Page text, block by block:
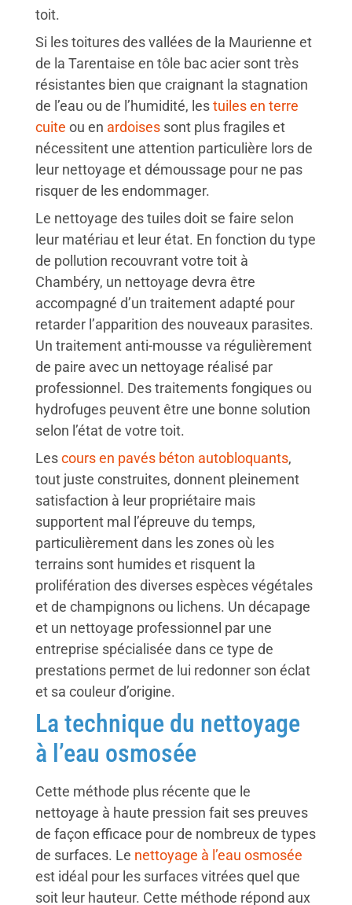
toit.
Si les toitures des vallées de la Maurienne et
de la Tarentaise en tôle bac acier sont très
résistantes bien que craignant la stagnation
de l’eau ou de l’humidité, lestuiles en terre
cuite ou en ardoisessont plus fragiles et
nécessitent une attention particulière lors de
leur nettoyage et démoussage pour ne pas
risquer de les endommager.
Le nettoyage des tuiles doit se faire selon
leur matériau et leur état. En fonction du type
de pollution recouvrant votre toit à
Chambéry, un nettoyage devra être
accompagné d’un traitement adapté pour
retarder l’apparition des nouveaux parasites.
Un traitement anti-mousse va régulièrement
de paire avec un nettoyage réalisé par
professionnel. Des traitements fongiques ou
hydrofuges peuvent être une bonne solution
selon l’état de votre toit.
Lescours en pavés béton autobloquants,
tout juste construites, donnent pleinement
satisfaction à leur propriétaire mais
supportent mal l’épreuve du temps,
particulièrement dans les zones où les
terrains sont humides et risquent la
prolifération des diverses espèces végétales
et de champignons ou lichens. Un décapage
et un nettoyage professionnel par une
entreprise spécialisée dans ce type de
prestations permet de lui redonner son éclat
et sa couleur d’origine.
La technique du nettoyage
à l’eau osmosée
Cette méthode plus récente que le
nettoyage à haute pression fait ses preuves
de façon efficace pour de nombreux de types
de surfaces. Le nettoyage à l’eau osmosée
est idéal pour les surfaces vitrées quel que
soit leur hauteur. Cette méthode répond aux